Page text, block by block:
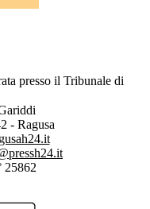
presso il Tribunale di
- Ragusa
25862